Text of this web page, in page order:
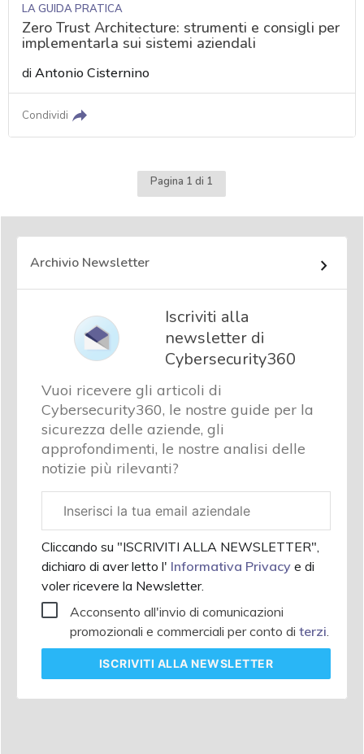
LA GUIDA PRATICA
Zero Trust Architecture: strumenti e consigli per
implementarla sui sistemi aziendali
diAntonio Cisternino
Condividi
Pagina 1 di 1
Archivio Newsletter
Iscriviti alla
newsletter di
Cybersecurity360
Vuoi ricevere gli articoli di
Cybersecurity360, le nostre guide per la
sicurezza delle aziende, gli
approfondimenti, le nostre analisi delle
notizie più rilevanti?
aziendale
Cliccando su "ISCRIVITI ALLA NEWSLETTER",
dichiaro di aver letto l' Informativa Privacy e di
voler ricevere la Newsletter.
Acconsento all'invio di comunicazioni
promozionali e commerciali per conto di terzi
ISCRIVITI ALLA NEWSLETTER